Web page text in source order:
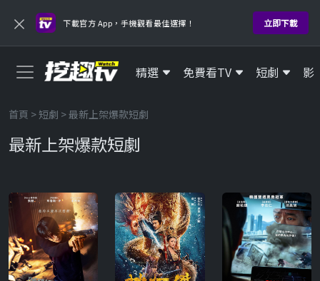
× 下載官方 App，手機觀看最佳選擇！ 立即下載
精選 免費看TV 短劇 影
首頁 >短劇 > 最新上架爆款短劇
最新上架爆款短劇